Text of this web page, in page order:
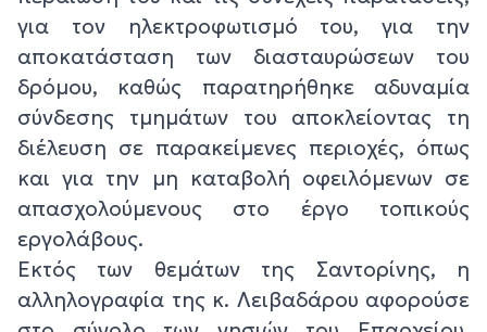
για τον ηλεκτροφωτισμό του, για την
αποκατάσταση των διασταυρώσεων του
δρόμου, καθώς παρατηρήθηκε αδυναμία
σύνδεσης τμημάτων του αποκλείοντας τη
διέλευση σε παρακείμενες περιοχές, όπως
και για την μη καταβολή οφειλόμενων σε
απασχολούμενους στο έργο τοπικούς
εργολάβους.
Εκτός των θεμάτων της Σαντορίνης, η
αλληλογραφία της κ. Λειβαδάρου αφορούσε